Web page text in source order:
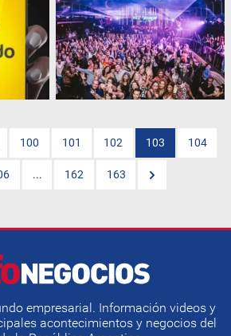
100 101 102 103 104
... 162 163
empresarial. Información videos y
acontecimientos y negocios del